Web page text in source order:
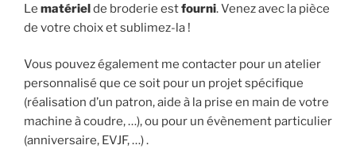
Le matérielde broderie estfourni. Venez avec la pièce
de votre choix et sublimez-la !
Vous pouvez également me contacter pour un atelier
personnalisé que ce soit pour un projet spécifique
(réalisation d’un patron, aide à la prise en main de votre
machine à coudre, …), ou pour un évènement particulier
(anniversaire, EVJF, …) .